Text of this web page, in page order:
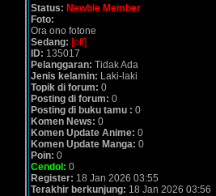
Status: Newbie Member
Foto:
Ora ono fotone
Sedang: [off]
ID: 135017
Pelanggaran: Tidak Ada
Jenis kelamin: Laki-laki
Topik di forum: 0
Posting di forum: 0
Posting di buku tamu : 0
Komen News: 0
Komen Update Anime: 0
Komen Update Manga: 0
Poin: 0
Cendol: 0
Register: 18 Jan 2026 03:55
Terakhir berkunjung: 18 Jan 2026 03:56